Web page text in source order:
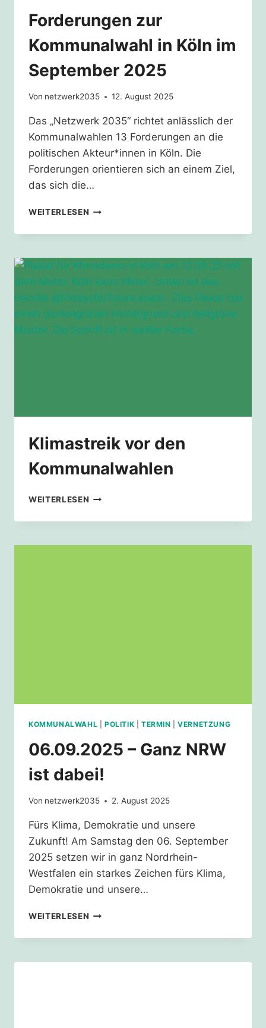
Forderungen zur
Kommunalwahl in Köln im
September 2025
Von netzwerk2035 12. August 2025
Das „Netzwerk 2035“ richtet anlässlich der
Kommunalwahlen 13 Forderungen an die
politischen Akteur*innen in Köln. Die
Forderungen orientieren sich an einem Ziel,
das sich die…
WEITERLESEN FORDERUNGEN
KOMMUNALWAHL
KÖLN
IM
SEPTEMBER
2025
Klimastreik vor den
Kommunalwahlen
WEITERLESEN KLIMASTREIK
DEN
KOMMUNALWAHL POLITIK TERMIN |VERNETZUNG
06.09.2025 – Ganz NRW
ist dabei!
Von netzwerk2035 2. August 2025
Fürs Klima, Demokratie und unsere
Zukunft! Am Samstag den 06. September
2025 setzen wir in ganz Nordrhein-
Westfalen ein starkes Zeichen fürs Klima,
Demokratie und unsere…
WEITERLESEN 06.09.2025
GANZ
IST